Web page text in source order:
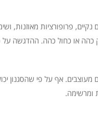
פרופורציות מאוזנות,
כהה או כחול כהה. ההדגשה על
מעוצבים. אף על פי שהסגנון
ומרשימה.